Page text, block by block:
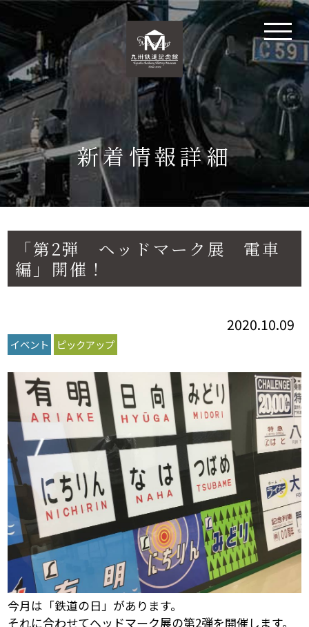
新着情報詳細
「第2弾 ヘッドマーク展 電車
編」開催！
2020.10.09
イベント ピックアップ
今月は「鉄道の日」があります。
それに合わせてヘッドマーク展の第2弾を開催します。